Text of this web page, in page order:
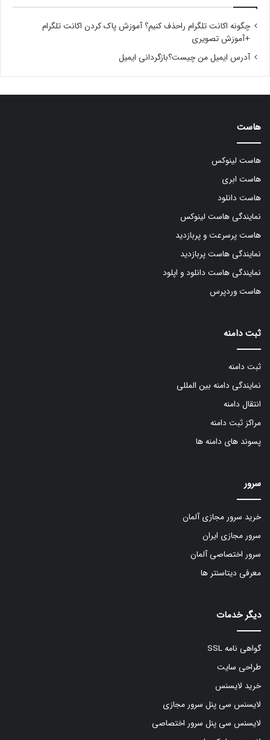
چگونه اکانت تلگرام راحذف کنیم؟ آموزش پاک کردن اکانت تلگرام
+آموزش تصویری
آدرس ایمیل من چیست؟بازگردانی ایمیل
هاست
هاست لینوکس
هاست ابری
هاست دانلود
نمایندگی هاست لینوکس
هاست پرسرعت و پربازدید
نمایندگی هاست پربازدید
نمایندگی هاست دانلود و اپلود
هاست وردپرس
ثبت دامنه
ثبت دامنه
نمایندگی دامنه بین المللی
انتقال دامنه
مراکز ثبت دامنه
پسوند های دامنه ها
سرور
خرید سرور مجازی آلمان
سرور مجازی ایران
سرور اختصاصی آلمان
معرفی دیتاسنتر ها
دیگر خدمات
گواهی نامه SSL
طراحی سایت
خرید لایسنس
لایسنس سی پنل سرور مجازی
لایسنس سی پنل سرور اختصاصی